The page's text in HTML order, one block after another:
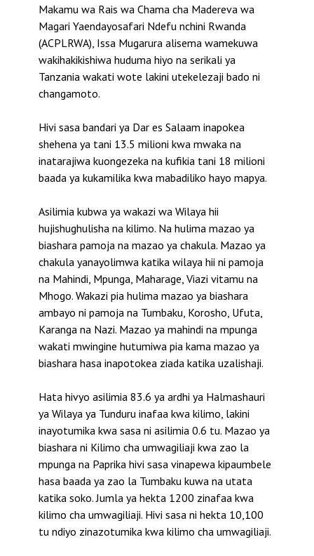
Makamu wa Rais wa Chama cha Madereva wa
Magari Yaendayosafari Ndefu nchini Rwanda
(ACPLRWA), Issa Mugarura alisema wamekuwa
wakihakikishiwa huduma hiyo na serikali ya
Tanzania wakati wote lakini utekelezaji bado ni
changamoto.
Hivi sasa bandari ya Dar es Salaam inapokea
shehena ya tani 13.5 milioni kwa mwaka na
inatarajiwa kuongezeka na kufikia tani 18 milioni
baada ya kukamilika kwa mabadiliko hayo mapya.
Asilimia kubwa ya wakazi wa Wilaya hii
hujishughulisha na kilimo. Na hulima mazao ya
biashara pamoja na mazao ya chakula. Mazao ya
chakula yanayolimwa katika wilaya hii ni pamoja
na Mahindi, Mpunga, Maharage, Viazi vitamu na
Mhogo. Wakazi pia hulima mazao ya biashara
ambayo ni pamoja na Tumbaku, Korosho, Ufuta,
Karanga na Nazi. Mazao ya mahindi na mpunga
wakati mwingine hutumiwa pia kama mazao ya
biashara hasa inapotokea ziada katika uzalishaji.
Hata hivyo asilimia 83.6 ya ardhi ya Halmashauri
ya Wilaya ya Tunduru inafaa kwa kilimo, lakini
inayotumika kwa sasa ni asilimia 0.6 tu. Mazao ya
biashara ni Kilimo cha umwagiliaji kwa zao la
mpunga na Paprika hivi sasa vinapewa kipaumbele
hasa baada ya zao la Tumbaku kuwa na utata
katika soko. Jumla ya hekta 1200 zinafaa kwa
kilimo cha umwagiliaji. Hivi sasa ni hekta 10,100
tu ndiyo zinazotumika kwa kilimo cha umwagiliaji.